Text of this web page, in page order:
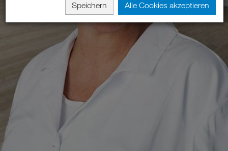
Speichern Alle Cookies akzeptieren